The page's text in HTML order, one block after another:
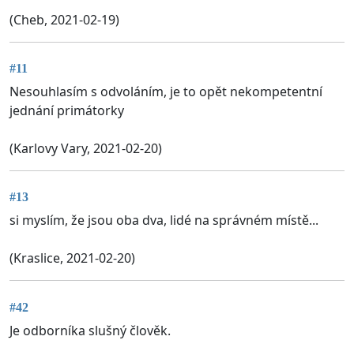
(Cheb, 2021-02-19)
#11
Nesouhlasím s odvoláním, je to opět nekompetentní
jednání primátorky
(Karlovy Vary, 2021-02-20)
#13
si myslím, že jsou oba dva, lidé na správném místě...
(Kraslice, 2021-02-20)
#42
Je odborníka slušný člověk.